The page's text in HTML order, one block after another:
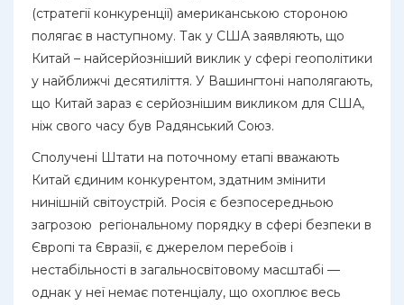
(стратегії конкуренції) американською стороною
полягає в наступному. Так у США заявляють, що
Китай – найсерйозніший виклик у сфері геополітики
у найближчі десятиліття. У Вашингтоні наполягають,
що Китай зараз є серйознішим викликом для США,
ніж свого часу був Радянський Союз.
Сполучені Штати на поточному етапі вважають
Китай єдиним конкурентом, здатним змінити
нинішній світоустрій. Росія є безпосередньою
загрозою регіональному порядку в сфері безпеки в
Європі та Євразії, є джерелом перебоїв і
нестабільності в загальносвітовому масштабі —
однак у неї немає потенціалу, що охоплює весь